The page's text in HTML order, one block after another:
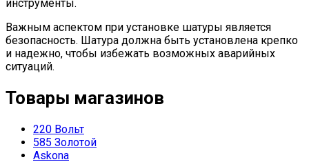
инструменты.
Важным аспектом при установке шатуры является
безопасность. Шатура должна быть установлена крепко
и надежно, чтобы избежать возможных аварийных
ситуаций.
Товары магазинов
220 Вольт
585 Золотой
Askona